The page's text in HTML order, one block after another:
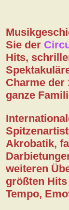
Sie der
Hits,
Charme der
ganze
Akrobatik,
weiteren
größten
Tempo,